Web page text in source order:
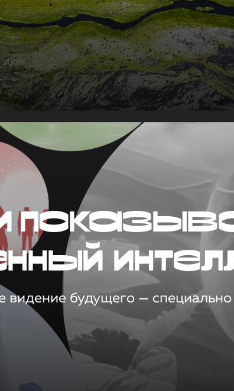
видение будущего — специально